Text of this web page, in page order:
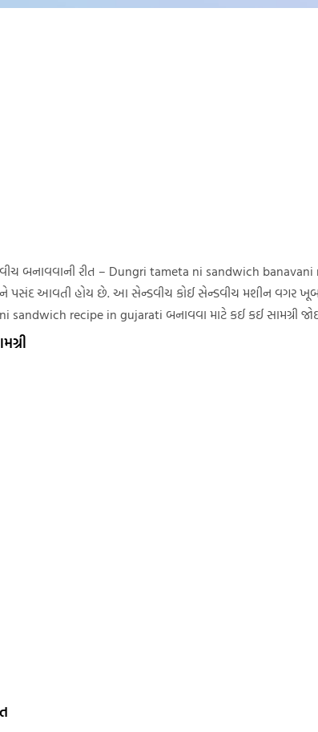
બનાવવાની રીત – Dungri tameta ni sandwich
ને પસંદ આવતી હોય છે. આ સેન્ડવીચ કોઈ સેન્ડવીચ મશીન વગર
sandwich recipe in gujarati બનાવવા માટે કઈ કઈ સામગ્રી